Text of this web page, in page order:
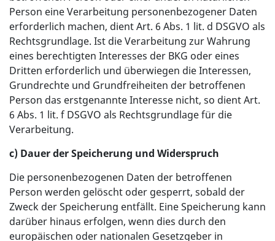
Person eine Verarbeitung personenbezogener Daten
erforderlich machen, dient Art. 6 Abs. 1 lit. d DSGVO als
Rechtsgrundlage. Ist die Verarbeitung zur Wahrung
eines berechtigten Interesses der BKG oder eines
Dritten erforderlich und überwiegen die Interessen,
Grundrechte und Grundfreiheiten der betroffenen
Person das erstgenannte Interesse nicht, so dient Art.
6 Abs. 1 lit. f DSGVO als Rechtsgrundlage für die
Verarbeitung.
c) Dauer der Speicherung und Widerspruch
Die personenbezogenen Daten der betroffenen
Person werden gelöscht oder gesperrt, sobald der
Zweck der Speicherung entfällt. Eine Speicherung kann
darüber hinaus erfolgen, wenn dies durch den
europäischen oder nationalen Gesetzgeber in